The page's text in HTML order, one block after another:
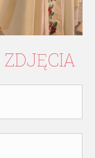
ZDJĘCIA